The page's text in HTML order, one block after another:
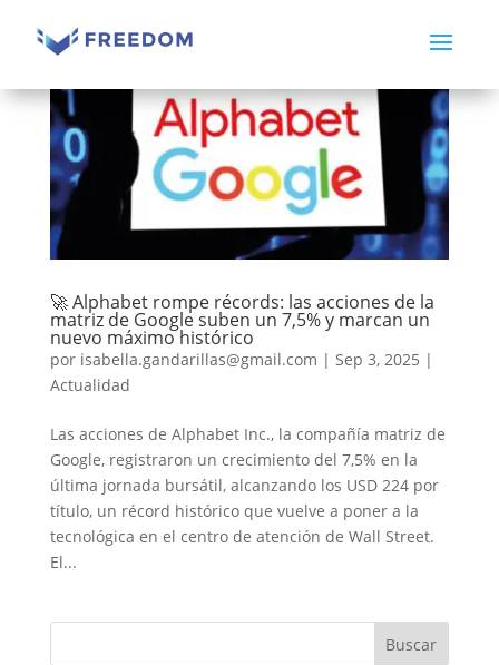
🚀 Alphabet rompe récords: las acciones de la
matriz de Google suben un 7,5% y marcan un
nuevo máximo histórico
por isabella.gandarillas@gmail.com | Sep 3, 2025 |
Actualidad
Las acciones de Alphabet Inc., la compañía matriz de
Google, registraron un crecimiento del 7,5% en la
última jornada bursátil, alcanzando los USD 224 por
título, un récord histórico que vuelve a poner a la
tecnológica en el centro de atención de Wall Street.
El...
Buscar